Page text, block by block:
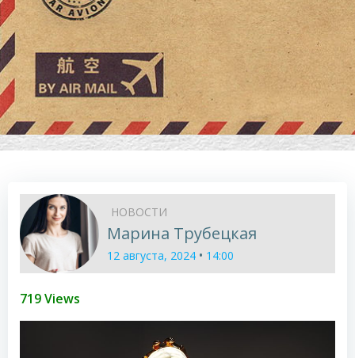
НОВОСТИ
Марина Трубецкая
12 августа, 2024 • 14:00
719 Views